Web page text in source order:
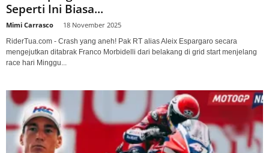
Seperti Ini Biasa...
Mimi Carrasco 18 November 2025
RiderTua.com - Crash yang aneh! Pak RT alias Aleix Espargaro secara
mengejutkan ditabrak Franco Morbidelli dari belakang di grid start menjelang
race hari Minggu...